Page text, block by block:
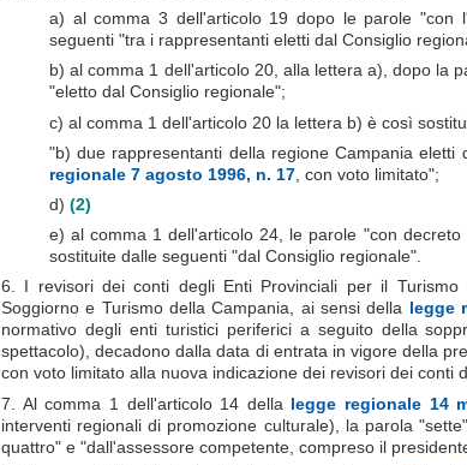
a) al comma 3 dell'articolo 19 dopo le parole "con
seguenti "tra i rappresentanti eletti dal Consiglio
b) al comma 1 dell'articolo 20, alla lettera a), dopo la
"eletto dal Consiglio regionale";
c) al comma 1 dell'articolo 20 la lettera b) è così
"b) due rappresentanti della regione Campania eletti
regionale 7 agosto 1996, n. 17 , con voto limitato";
d) (2)
e) al comma 1 dell'articolo 24, le parole "con
sostituite dalle seguenti "dal Consiglio regionale".
6. I revisori dei conti degli Enti Provinciali per il Turismo
Soggiorno e Turismo della Campania, ai sensi della legge
normativo degli enti turistici periferici a seguito della
spettacolo), decadono dalla data di entrata in vigore della
con voto limitato alla nuova indicazione dei revisori dei conti
7. Al comma 1 dell'articolo 14 della legge regionale 14
interventi regionali di promozione culturale), la parola
quattro" e "dall'assessore competente, compreso il